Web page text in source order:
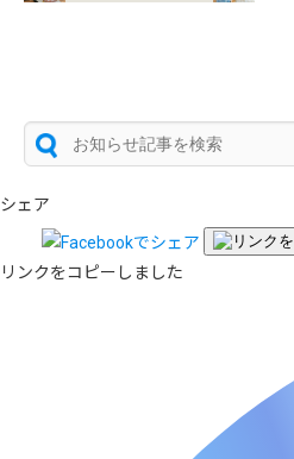
シェア
リンクをコピーしました